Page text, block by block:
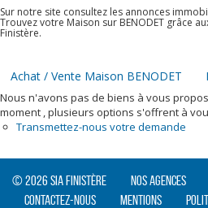
Sur notre site consultez les annonces
Trouvez votre Maison sur BENODET grâce
Finistère.
Achat / Vente Maison BENODET
Nous n'avons pas de biens à vous
moment , plusieurs options s'offrent à
Transmettez-nous votre demande
© 2026 SIA Finistère Nos agences
Contactez-nous
Mentions